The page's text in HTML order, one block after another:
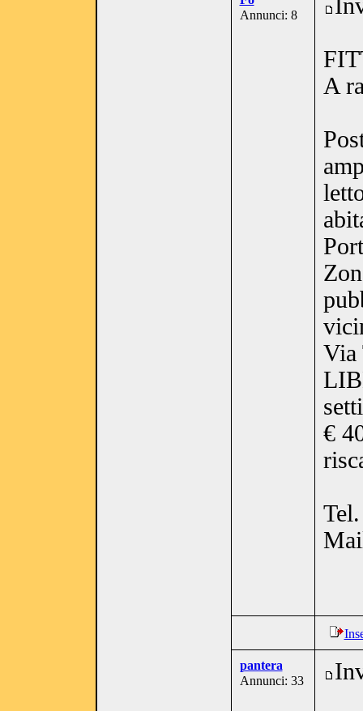
Annunci: 8
A
Via
€
pantera
Annunci: 33